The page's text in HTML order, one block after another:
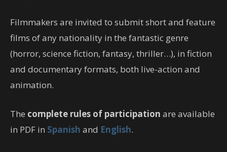
Filmmakers are invited to submit short and feature
films of any nationality in the fantastic genre
(horror, science fiction, fantasy, thriller…), in fiction
and documentary formats, both live-action and
animation.
The complete rules of participation are available
in PDF in Spanish and English.